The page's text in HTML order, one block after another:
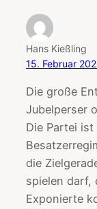
Hans Kießling
15. Februar
Die große
Jubelperser
Die Partei
die
spielen darf,
Exponierte